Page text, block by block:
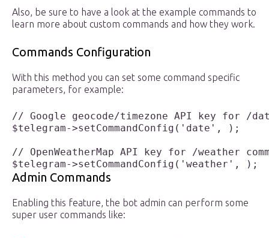
Also, be sure to have a look at the example commands to
learn more about custom commands and how they work.
Commands Configuration
With this method you can set some command specific
parameters, for example:
// Google geocode/timezone API key for /date
$telegram->setCommandConfig('date', );
// OpenWeatherMap API key for /weather
$telegram->setCommandConfig('weather', );
Admin Commands
Enabling this feature, the bot admin can perform some
super user commands like: